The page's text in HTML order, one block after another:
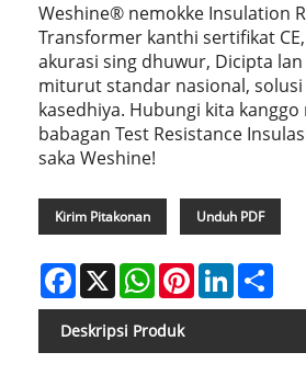
Weshine® nemokke Insulation
Transformer kanthi sertifikat
akurasi sing dhuwur, Dicipta
miturut standar nasional,
kasedhiya. Hubungi kita
babagan Test Resistance
saka Weshine!
Kirim Pitakonan Unduh PDF
Facebook
X WhatsAppPinterestLinkedIn
Deskripsi Produk